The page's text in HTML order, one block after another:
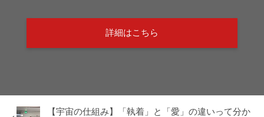
詳細はこちら
【宇宙の仕組み】「執着」と「愛」の違いって分か